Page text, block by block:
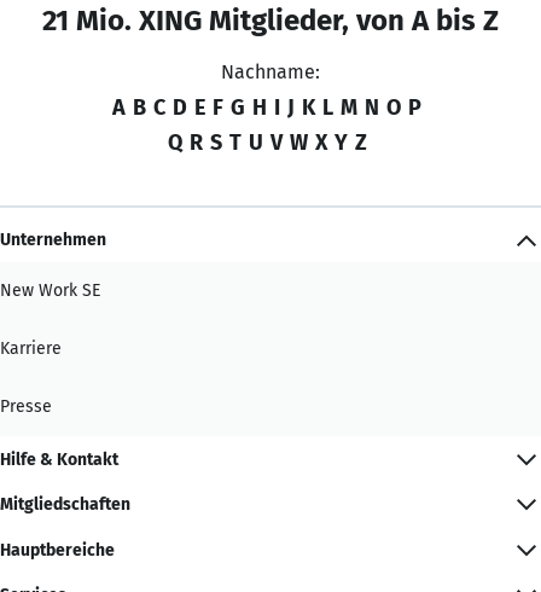
21 Mio. XING Mitglieder, von A bis Z
Nachname:
A B C D E F G H I J K L M N O P
Q R S T U V W X Y Z
Unternehmen
New Work SE
Karriere
Presse
Hilfe & Kontakt
Mitgliedschaften
Hauptbereiche